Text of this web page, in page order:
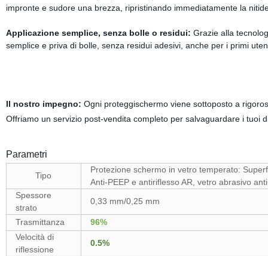
impronte e sudore una brezza, ripristinando immediatamente la
Applicazione semplice, senza bolle o residui: Grazie alla
semplice e priva di bolle, senza residui adesivi, anche per i primi
Il nostro impegno: Ogni proteggischermo viene sottoposto a
Offriamo un servizio post-vendita completo per salvaguardare i tuoi
Parametri
Tipo
Protezione schermo in vetro temperato:
Anti-PEEP e antiriflesso AR, vetro abrasivo
Spessore
strato
0,33 mm/0,25 mm
Trasmittanza
96%
Velocità di
riflessione
0.5%